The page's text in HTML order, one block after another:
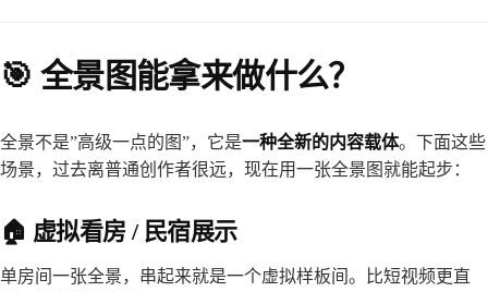
🎯 全景图能拿来做什么？
全景不是”高级一点的图”，它是一种全新的内容载体。下面这些
场景，过去离普通创作者很远，现在用一张全景图就能起步：
🏠 虚拟看房 / 民宿展示
单房间一张全景，串起来就是一个虚拟样板间。比短视频更直